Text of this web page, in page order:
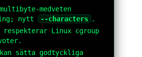
medveten
nytt
--characters .
Linux cgroup
sätta godtyckliga